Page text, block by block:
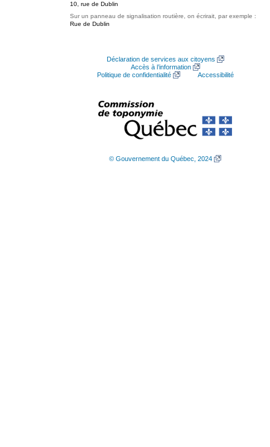
10, rue de Dublin
Sur un panneau de signalisation routière, on écrirait, par exemple :
Rue de Dublin
Déclaration de services aux citoyens
Accès à l’information
Politique de confidentialité
Accessibilité
© Gouvernement du Québec, 2024